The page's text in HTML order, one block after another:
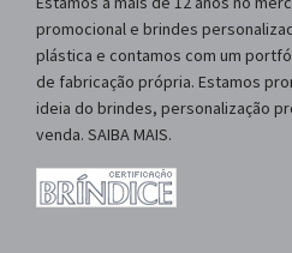
promocional e brindes
plástica e contamos com um
de fabricação própria. Estamos
ideia do brindes, personalização
venda. SAIBA MAIS.